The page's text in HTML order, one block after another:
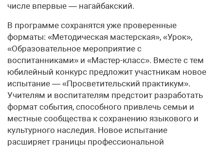
числе впервые — нагайбакский.
В программе сохранятся уже проверенные
форматы: «Методическая мастерская», «Урок»,
«Образовательное мероприятие с
воспитанниками» и «Мастер-класс». Вместе с тем
юбилейный конкурс предложит участникам новое
испытание — «Просветительский практикум».
Учителям и воспитателям предстоит разработать
формат события, способного привлечь семьи и
местные сообщества к сохранению языкового и
культурного наследия. Новое испытание
расширяет границы профессиональной